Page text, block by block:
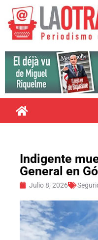
Indigente
General en
Julio 8, 2026